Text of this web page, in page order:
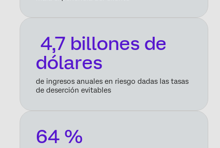
4,7 billones de
dólares
de ingresos anuales en riesgo dadas las tasas
de deserción evitables
64 %